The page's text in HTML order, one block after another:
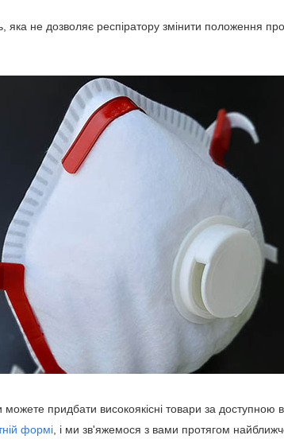
яка не дозволяє респіратору змінити положення
придбати високоякісні товари за доступною
формі , і ми зв'яжемося з вами протягом